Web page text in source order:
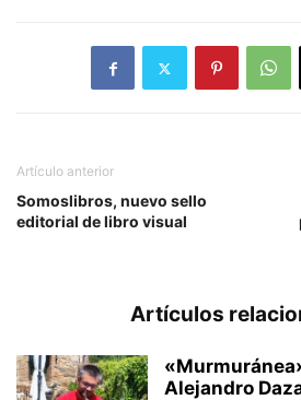
Artículo anterior
Somoslibros, nuevo sello
editorial de libro visual
Artículos
Alejandro